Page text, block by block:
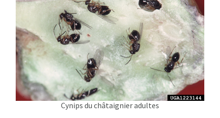
Cynips du châtaignier adultes